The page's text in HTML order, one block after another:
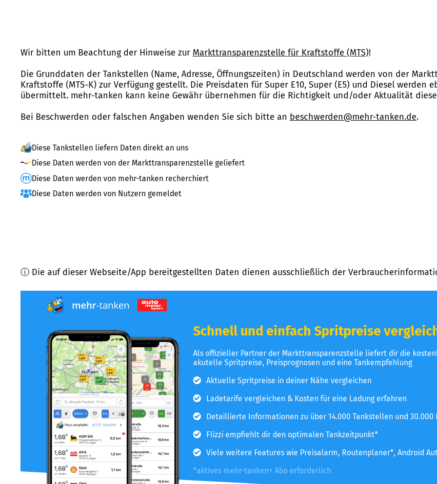
Wir bitten um Beachtung der Hinweise zur Markttransparenzstelle für Kraftstoffe (MTS)!
Die Grunddaten der Tankstellen (Name, Adresse, Öffnungszeiten) in Deutschland werden von der
Kraftstoffe (MTS-K) zur Verfügung gestellt. Die Preisdaten für Super E10, Super (E5) und Diesel werden
übermittelt. mehr-tanken kann keine Gewähr übernehmen für die Richtigkeit und/oder Aktualität
Bei Beschwerden oder falschen Angaben wenden Sie sich bitte an beschwerden@mehr-tanken.de.
Diese Tankstellen liefern Daten direkt an uns
Diese Daten werden von der Markttransparenzstelle geliefert
Diese Daten werden von mehr-tanken recherchiert
Diese Daten werden von Nutzern gemeldet
ⓘ Die auf dieser Webseite/App bereitgestellten Daten dienen ausschließlich der
Schnell und einfach Spritpreise
Als offizieller Partner der Markttransparenzstelle liefert dir die
akutelle Spritpreise, Preisprognosen und eine Tankempfehlung
Aktuelle Spritpreise in deiner Nähe vergleichen
Ladetarife vergleichen & Kosten für eine Ladung erfahren
Detaillierte Informationen zu über 14.000 Tankstellen und 30.000
Flizzi empfiehlt dir den optimalen Tankzeitpunkt*
Viele weitere Features wie Preisalarm, Routenplaner*, Android
*aktives mehr-tanken+ Abo erforderlich